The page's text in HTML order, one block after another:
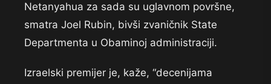
Netanyahua za sada su uglavnom površne,
smatra Joel Rubin, bivši zvaničnik State
Departmenta u Obaminoj administraciji.
Izraelski premijer je, kaže, “decenijama